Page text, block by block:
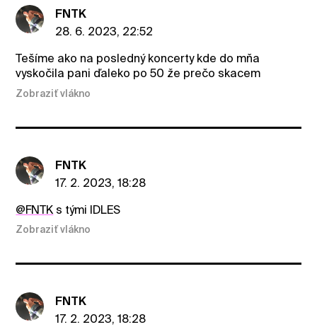
FNTK
28. 6. 2023, 22:52
Tešíme ako na posledný koncerty kde do mňa
vyskočila pani ďaleko po 50 že prečo skacem
Zobraziť vlákno
FNTK
17. 2. 2023, 18:28
@FNTK s tými IDLES
Zobraziť vlákno
FNTK
17. 2. 2023, 18:28